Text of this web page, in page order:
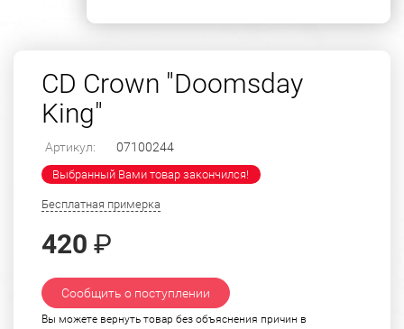
CD Crown "Doomsday
King"
Артикул: 07100244
Выбранный Вами товар закончился!
Бесплатная примерка
420 ₽
Сообщить о поступлении
Вы можете вернуть товар без объяснения причин в